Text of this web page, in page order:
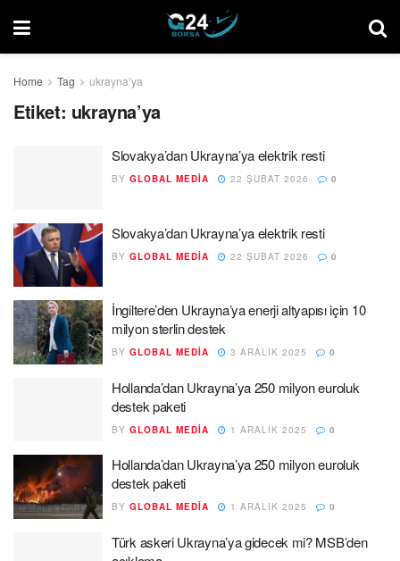
Home Tag ukrayna’ya
Etiket: ukrayna’ya
Slovakya’dan Ukrayna’ya elektrik resti
BY GLOBAL MEDIA 22 ŞUBAT 2026 0
Slovakya’dan Ukrayna’ya elektrik resti
BY GLOBAL MEDIA 22 ŞUBAT 2026 0
İngiltere’den Ukrayna’ya enerji altyapısı için 10
milyon sterlin destek
BY GLOBAL MEDIA 3 ARALIK 2025 0
Hollanda’dan Ukrayna’ya 250 milyon euroluk
destek paketi
BY GLOBAL MEDIA 1 ARALIK 2025 0
Hollanda’dan Ukrayna’ya 250 milyon euroluk
destek paketi
BY GLOBAL MEDIA 1 ARALIK 2025 0
Türk askeri Ukrayna’ya gidecek mi? MSB’den